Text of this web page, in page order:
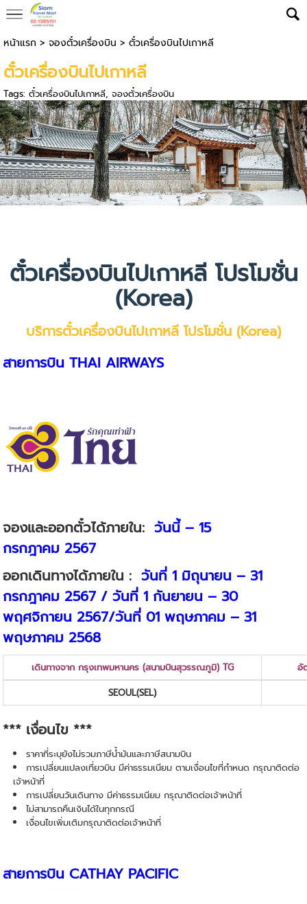
หน้าแรก > จองตั๋วเครื่องบิน > ตั๋วเครื่องบินไปเกาหลี
ตั๋วเครื่องบินไปเกาหลี
Tags: ตั๋วเครื่องบินไปเกาหลี, จองตั๋วเครื่องบิน
ตั๋วเครื่องบินไปเกาหลี โปรโมชั่น
(Korea)
บริการตั๋วเครื่องบินไปเกาหลี โปรโมชั่น (Korea)
สายการบินTHAI AIRWAYS
จองและออกตั๋วได้ภายใน:วันนี้ – 15
กรกฎาคม 2567
ออกเดินทางได้ภายใน : วันที่ 1 มิถุนายน – 31
กรกฎาคม 2567 / วันที่ 1 กันยายน – 30
พฤศจิกายน 2567/วันที่ 01 พฤษภาคม – 31
พฤษภาคม 2568
เดินทางจาก กรุงเทพมหานคร (สนามบินสุวรรณภูมิ) TG
อั
SEOUL(SEL)
*** เงื่อนไข ***
ราคาที่ระบุยังไม่รวมภาษีน้ำมันและภาษีสนามบิน
การเปลี่ยนแปลงเที่ยวบิน มีค่าธรรมเนียม ตามเงื่อนไขที่กำหนด กรุณาติดต่อ
เจ้าหน้าที่
การเปลี่ยนวันเดินทาง มีค่าธรรมเนียม กรุณาติดต่อเจ้าหน้าที่
ไม่สามารถคืนเงินได้ในทุกกรณี
เงื่อนไขเพิ่มเติมกรุณาติดต่อเจ้าหน้าที่
สายการบิน CATHAY PACIFIC